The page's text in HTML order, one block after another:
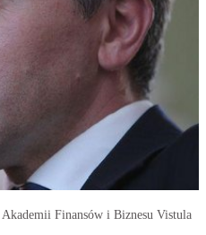
Finansów i Biznesu Vistula